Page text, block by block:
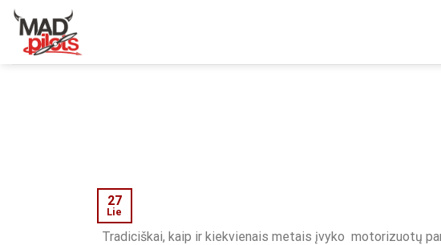
Skip
content
27
Lie
Tradiciškai, kaip ir kiekvienais metais įvyko motorizuotų